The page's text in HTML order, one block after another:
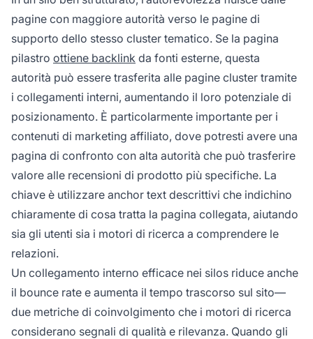
pagine con maggiore autorità verso le pagine di
supporto dello stesso cluster tematico. Se la pagina
pilastro ottiene backlink da fonti esterne, questa
autorità può essere trasferita alle pagine cluster tramite
i collegamenti interni, aumentando il loro potenziale di
posizionamento. È particolarmente importante per i
contenuti di marketing affiliato, dove potresti avere una
pagina di confronto con alta autorità che può trasferire
valore alle recensioni di prodotto più specifiche. La
chiave è utilizzare anchor text descrittivi che indichino
chiaramente di cosa tratta la pagina collegata, aiutando
sia gli utenti sia i motori di ricerca a comprendere le
relazioni.
Un collegamento interno efficace nei silos riduce anche
il bounce rate e aumenta il tempo trascorso sul sito—
due metriche di coinvolgimento che i motori di ricerca
considerano segnali di qualità e rilevanza. Quando gli